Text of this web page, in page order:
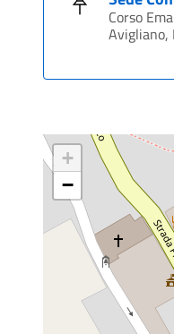
Corso
Avigliano,
+
−